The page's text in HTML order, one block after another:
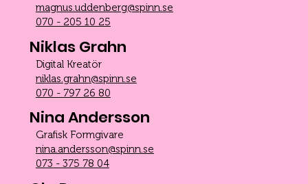
magnus.uddenberg@spinn.se
070 - 205 10 25
Niklas Grahn
Digital Kreatör
niklas.grahn@spinn.se
070 - 797 26 80
Nina Andersson
Grafisk Formgivare
nina.andersson@spinn.se
073 - 375 78 04